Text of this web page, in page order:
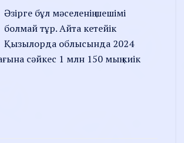
Әзірге бұл мәселенің шешімі
болмай тұр. Айта кетейік
Қызылорда облысында 2024
сәйкес 1 млн 150 мың киік